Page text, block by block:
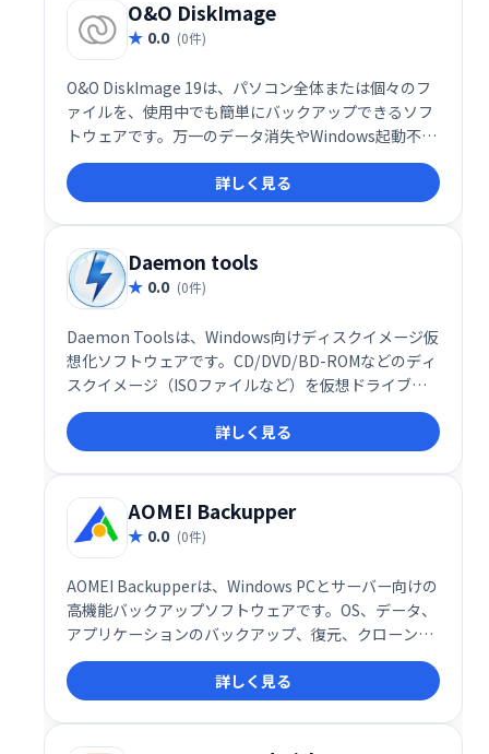
化を実現します。O&O DiskImage
0.0 (0件)
O&O DiskImage 19は、パソコン全体または個々のフ
ァイルを、使用中でも簡単にバックアップできるソフ
トウェアです。万一のデータ消失やWindows起動不能
時にも、数クリックで迅速に復元できます。SSDドラ
イブや最新のUEFIシステムにも対応し、大切なデータ
を確実に守ります。個人データの損失リスクを軽減
し、安心のコンピュータ環境を実現します。
詳しく見る
Daemon tools
0.0 (0件)
Daemon Toolsは、Windows向けディスクイメージ仮
想化ソフトウェアです。CD/DVD/BD-ROMなどのディ
スクイメージ（ISOファイルなど）を仮想ドライブと
してマウントし、物理メディアなしでデータにアクセ
スできます。ゲームやソフトウェアのインストール、
データのバックアップなどに便利で、PC環境を効率化
します。
詳しく見る
AOMEI Backupper
0.0 (0件)
AOMEI Backupperは、Windows PCとサーバー向けの
高機能バックアップソフトウェアです。OS、データ、
アプリケーションのバックアップ、復元、クローン作
成を簡単に行えます。システムクラッシュからの迅速
な復元や異なるハードウェアへの展開も可能です。自
動バックアップ機能や柔軟なデータ復旧機能も備え、
大切なデータを万全に保護します。
詳しく見る